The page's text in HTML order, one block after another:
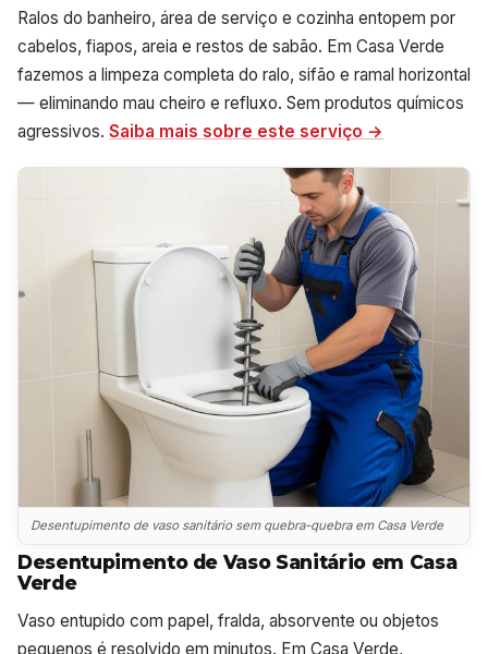
Ralos do banheiro, área de serviço e cozinha entopem por
cabelos, fiapos, areia e restos de sabão. Em Casa Verde
fazemos a limpeza completa do ralo, sifão e ramal horizontal
— eliminando mau cheiro e refluxo. Sem produtos químicos
agressivos. Saiba mais sobre este serviço →
Desentupimento de vaso sanitário sem quebra-quebra em Casa Verde
Desentupimento de Vaso Sanitário em Casa
Verde
Vaso entupido com papel, fralda, absorvente ou objetos
pequenos é resolvido em minutos. Em Casa Verde,